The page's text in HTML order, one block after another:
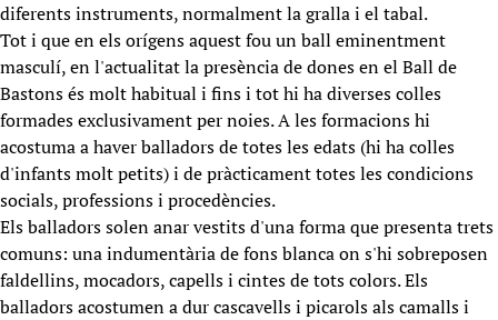
diferents instruments, normalment la gralla i el tabal.
Tot i que en els orígens aquest fou un ball eminentment
masculí, en l'actualitat la presència de dones en el Ball de
Bastons és molt habitual i fins i tot hi ha diverses colles
formades exclusivament per noies. A les formacions hi
acostuma a haver balladors de totes les edats (hi ha colles
d'infants molt petits) i de pràcticament totes les condicions
socials, professions i procedències.
Els balladors solen anar vestits d'una forma que presenta trets
comuns: una indumentària de fons blanca on s'hi sobreposen
faldellins, mocadors, capells i cintes de tots colors. Els
balladors acostumen a dur cascavells i picarols als camalls i